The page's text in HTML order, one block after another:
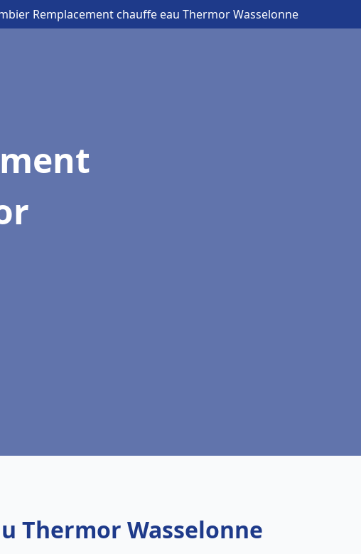
Remplacement chauffe eau Thermor Wasselonne
Thermor Wasselonne